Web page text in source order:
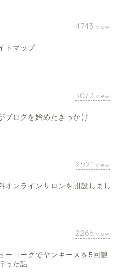
4743 view
トマップ
3072 view
ブログを始めたきっかけ
2921 view
オンラインサロンを開設しまし
2266 view
ーヨークでヤンキースを5回観
った話